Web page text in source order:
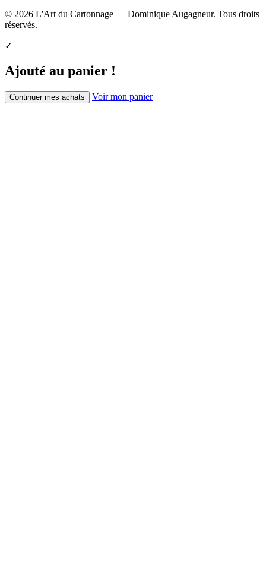
© 2026 L'Art du Cartonnage — Dominique Augagneur. Tous droits
réservés.
✓
Ajouté au panier !
Continuer mes achats Voir mon panier